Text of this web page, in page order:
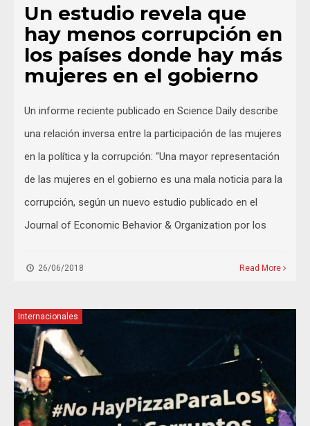
Un estudio revela que
hay menos corrupción en
los países donde hay más
mujeres en el gobierno
Un informe reciente publicado en Science Daily describe
una relación inversa entre la participación de las mujeres
en la política y la corrupción: “Una mayor representación
de las mujeres en el gobierno es una mala noticia para la
corrupción, según un nuevo estudio publicado en el
Journal of Economic Behavior & Organization por los
26/06/2018 Read More
Internacionales